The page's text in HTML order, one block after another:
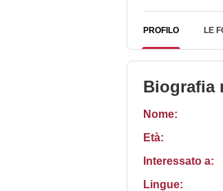
PROFILO LE
Biografia
Nome:
Età:
Interessato a:
Lingue: